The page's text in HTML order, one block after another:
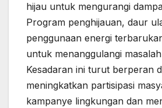
hijau untuk mengurangi
Program penghijauan, daur
penggunaan energi
untuk menanggulangi
Kesadaran ini turut berperan
meningkatkan partisipasi
kampanye lingkungan dan